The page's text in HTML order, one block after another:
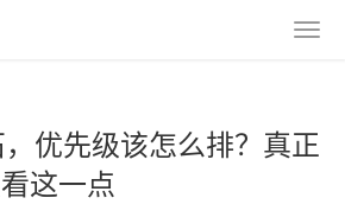
优先级该怎么排？真正
这一点